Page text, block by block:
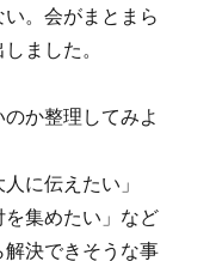
。会がまとまら
ました。
か整理してみよ
に伝えたい」
を集めたい」など
解決できそうな事